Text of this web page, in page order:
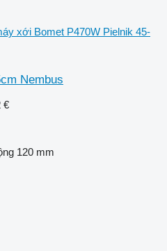
xới Bomet P470W Pielnik 45-
Nembus
€
120 mm